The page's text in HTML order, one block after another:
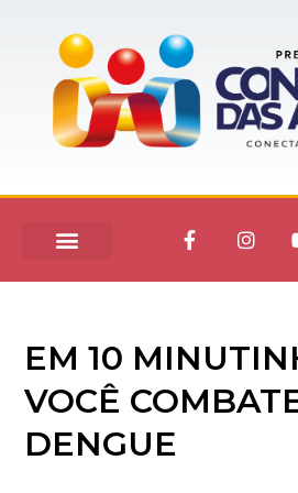
EM 10
VOCÊ
DENGUE